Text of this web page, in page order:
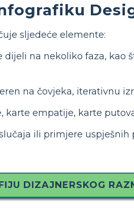
sljedeće elemente:
dijeli na nekoliko faza, kao
na čovjeka, iterativnu
karte empatije, karte
ili primjere uspješnih
DIZAJNERSKOG